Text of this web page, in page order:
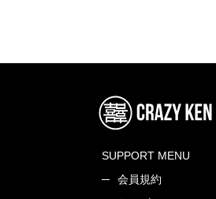
SUPPORT MENU
会員規約